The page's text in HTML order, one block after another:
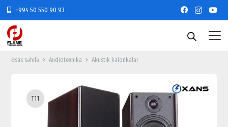
+994 50 550 90 93
Əsas səhifə Audiotexnika Akustik kalonkalar
T11